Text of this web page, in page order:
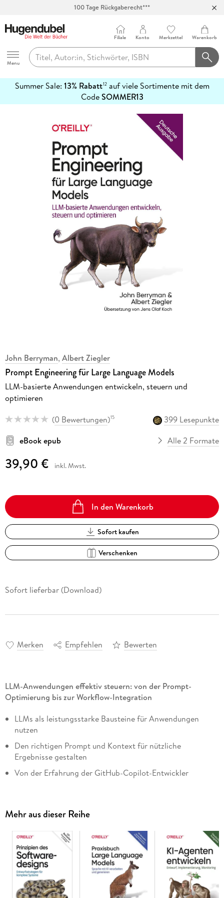
100 Tage Rückgaberecht***
Hugendubel
Menu
Filiale Konto Merkzettel Warenkorb
Summer Sale: 13% Rabatt12auf viele Sortimente mit dem
CodeSOMMER13
erfahren
John Berryman, Albert Ziegler
Prompt Engineering für Large Language Models
LLM-basierte Anwendungen entwickeln, steuern und
optimieren
(0 Bewertungen)15
399 Lesepunkte
eBook epub
Alle 2 Formate
39,90 € inkl. Mwst.
In den Warenkorb
Sofort kaufen
Verschenken
Sofort lieferbar (Download)
Merken Empfehlen Bewerten
LLM-Anwendungen effektiv steuern: von der Prompt-
Optimierung bis zur Workflow-Integration
LLMs als leistungsstarke Bausteine für Anwendungen
nutzen
Den richtigen Prompt und Kontext für nützliche
Ergebnisse gestalten
Von der Erfahrung der GitHub-Copilot-Entwickler
und Workflow-Steuerung meistern
Large Language Models (LLMs) revolutionieren die Welt. Sie
bieten die Möglichkeit, Aufgaben zu automatisieren und
komplexe Probleme zu lösen. Eine neue Generation von
Softwareanwendungen nutzt diese Modelle als zentrale
Bausteine und erschließt in praktisch allen Bereichen völlig
neues Potenzial. Um zuverlässig auf diese Funktionen
Mehr aus dieser Reihe